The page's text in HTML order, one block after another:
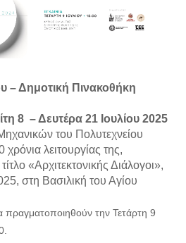
– Δημοτική Πινακοθήκη
8 – Δευτέρα 21 Ιουλίου 2025
του Πολυτεχνείου
λειτουργίας της,
«Αρχιτεκτονικής Διάλογοι»,
στη Βασιλική του Αγίου
πραγματοποιηθούν την Τετάρτη 9